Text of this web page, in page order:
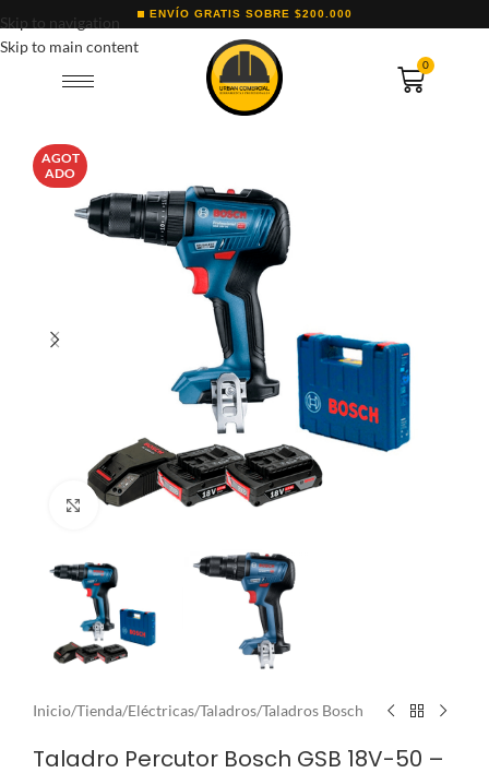
Skip to navigation
Skip to main content
ENVÍO GRATIS SOBRE $200.000
0
AGOT
ADO
Clic para ampliar
Inicio/Tienda/Eléctricas/Taladros/Taladros Bosch
Taladro Percutor Bosch GSB 18V-50 –